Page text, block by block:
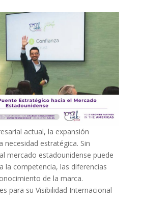
actual, la expansión
necesidad estratégica. Sin
mercado estadounidense puede
la competencia, las diferencias
de la marca.
para su Visibilidad Internacional